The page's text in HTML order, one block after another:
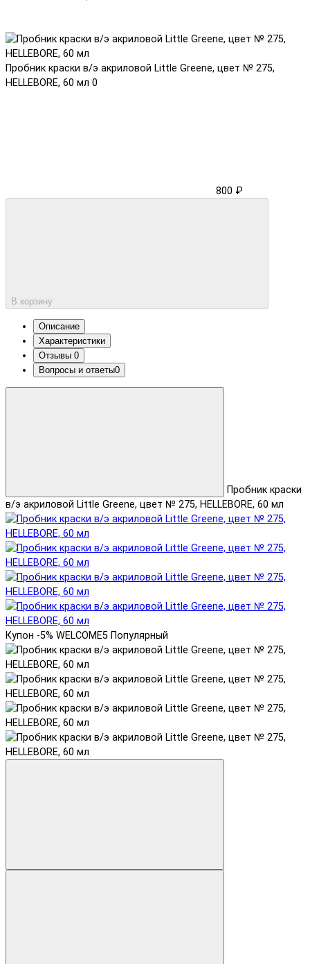
Пробник краски в/э акриловой Little Greene, цвет № 275,
HELLEBORE, 60 мл 0
800 ₽
В корзину
Описание
Характеристики
Отзывы 0
Вопросы и ответы0
Пробник краски
в/э акриловой Little Greene, цвет № 275, HELLEBORE, 60 мл
Купон -5% WELCOME5 Популярный